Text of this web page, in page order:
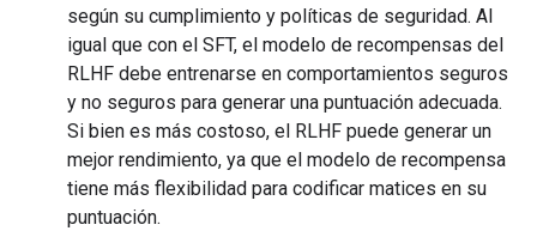
según su cumplimiento y políticas de seguridad. Al
igual que con el SFT, el modelo de recompensas del
RLHF debe entrenarse en comportamientos seguros
y no seguros para generar una puntuación adecuada.
Si bien es más costoso, el RLHF puede generar un
mejor rendimiento, ya que el modelo de recompensa
tiene más flexibilidad para codificar matices en su
puntuación.